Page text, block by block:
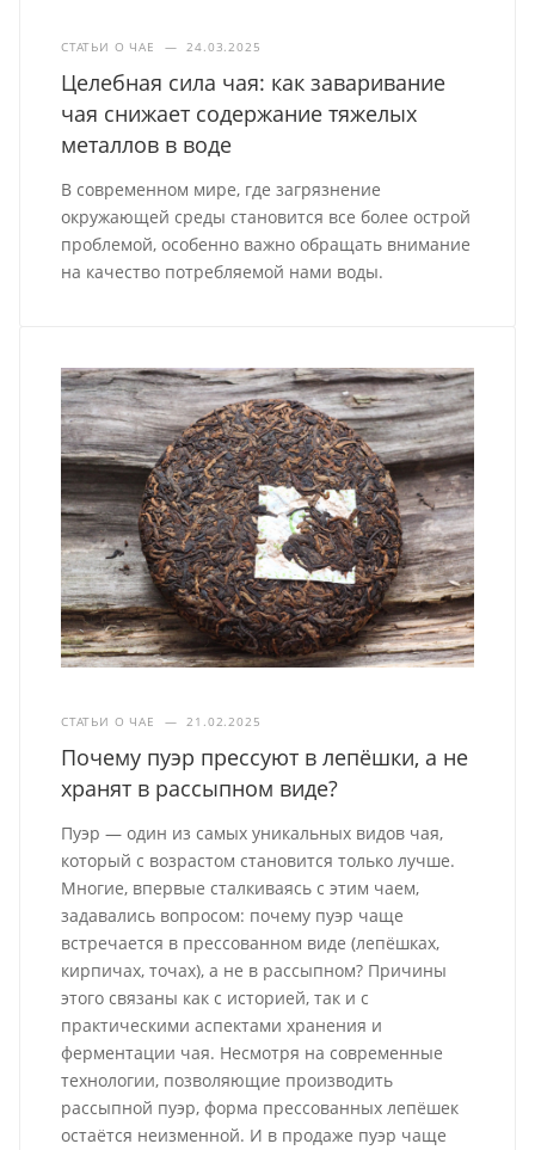
СТАТЬИ О ЧАЕ — 24.03.2025
Целебная сила чая: как заваривание
чая снижает содержание тяжелых
металлов в воде
В современном мире, где загрязнение
окружающей среды становится все более острой
проблемой, особенно важно обращать внимание
на качество потребляемой нами воды.
СТАТЬИ О ЧАЕ — 21.02.2025
Почему пуэр прессуют в лепёшки, а не
хранят в рассыпном виде?
Пуэр — один из самых уникальных видов чая,
который с возрастом становится только лучше.
Многие, впервые сталкиваясь с этим чаем,
задавались вопросом: почему пуэр чаще
встречается в прессованном виде (лепёшках,
кирпичах, точах), а не в рассыпном? Причины
этого связаны как с историей, так и с
практическими аспектами хранения и
ферментации чая. Несмотря на современные
технологии, позволяющие производить
рассыпной пуэр, форма прессованных лепёшек
остаётся неизменной. И в продаже пуэр чаще